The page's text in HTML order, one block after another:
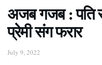
अजब गजब : पति
प्रेमी संग फरार
July 9, 2022